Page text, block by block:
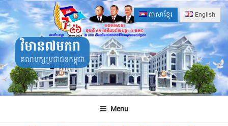
Skip
to
content
ភាសាខ្មែរ English
វិមាន៧មករា
គណបក្សប្រជាជនកម្ពុជា
Menu